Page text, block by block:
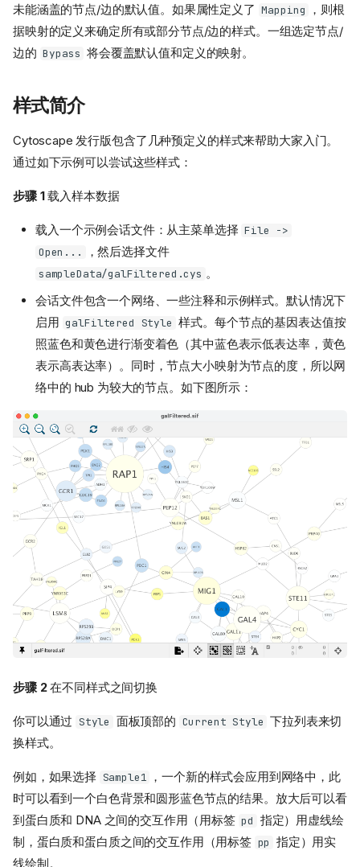
未能涵盖的节点/边的默认值。如果属性定义了 Mapping
，则根
据映射的定义来确定所有或部分节点/边的样式。一组选定节点/
边的 Bypass 将会覆盖默认值和定义的映射。
样式简介
Cytoscape 发行版包含了几种预定义的样式来帮助大家入门。
通过如下示例可以尝试这些样式：
步骤 1载入样本数据
载入一个示例会话文件：从主菜单选择 File ->
Open...
，然后选择文件
sampleData/galFiltered.cys 。
会话文件包含一个网络、一些注释和示例样式。默认情况下
启用 galFiltered Style 样式。每个节点的基因表达值按
照蓝色和黄色进行渐变着色（其中蓝色表示低表达率，黄色
表示高表达率）。同时，节点大小映射为节点的度，所以网
络中的 hub 为较大的节点。如下图所示：
步骤 2在不同样式之间切换
你可以通过 Style 面板顶部的 Current Style 下拉列表来切
换样式。
例如，如果选择 Sample1 ，一个新的样式会应用到网络中，此
时可以看到一个白色背景和圆形蓝色节点的结果。放大后可以看
到蛋白质和 DNA 之间的交互作用（用标签 pd 指定）用虚线绘
制，蛋白质和蛋白质之间的交互作用（用标签 pp 指定）用实
线绘制。